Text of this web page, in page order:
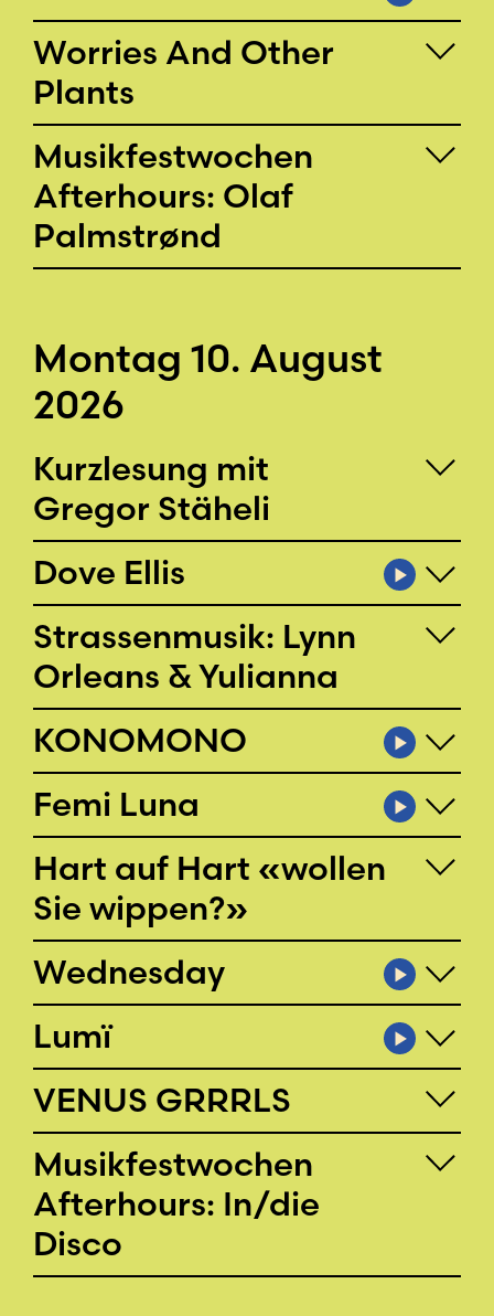
Worries And Other
Plants
Musikfestwochen
Afterhours: Olaf
Palmstrønd
Montag 10. August
2026
Kurzlesung mit
Gregor Stäheli
Dove Ellis
Strassenmusik: Lynn
Orleans & Yulianna
KONOMONO
Femi Luna
Hart auf Hart «wollen
Sie wippen?»
Wednesday
Lumï
VENUS GRRRLS
Musikfestwochen
Afterhours: In/die
Disco